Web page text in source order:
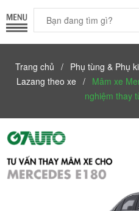
Trang chủ / Phụ tùng & Phụ
Lazang theo xe / Mâm xe
nghiệm thay